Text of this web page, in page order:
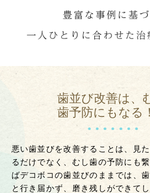
歯並び改善は、
歯予防にもなる
悪い歯並びを改善することは、見
るだけでなく、むし歯の予防にも
ばデコボコの歯並びのままでは、
と行き届かず、磨き残しができて